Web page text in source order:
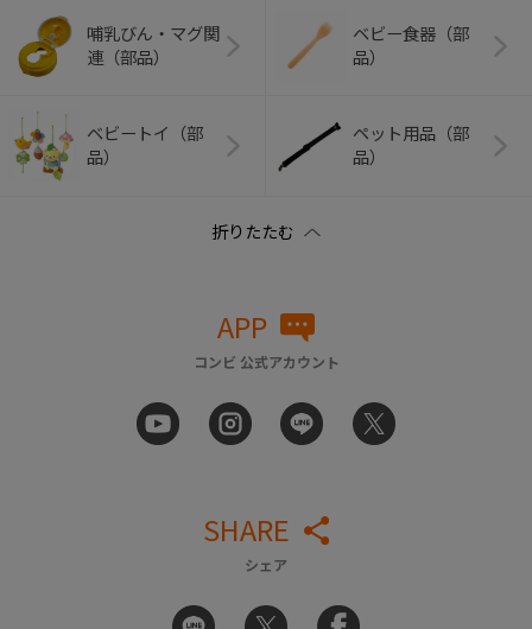
哺乳びん・マグ関
連（部品）
ベビー食器（部
品）
ベビートイ（部
品）
ペット用品（部
品）
APP
コンビ 公式アカウント
SHARE
シェア